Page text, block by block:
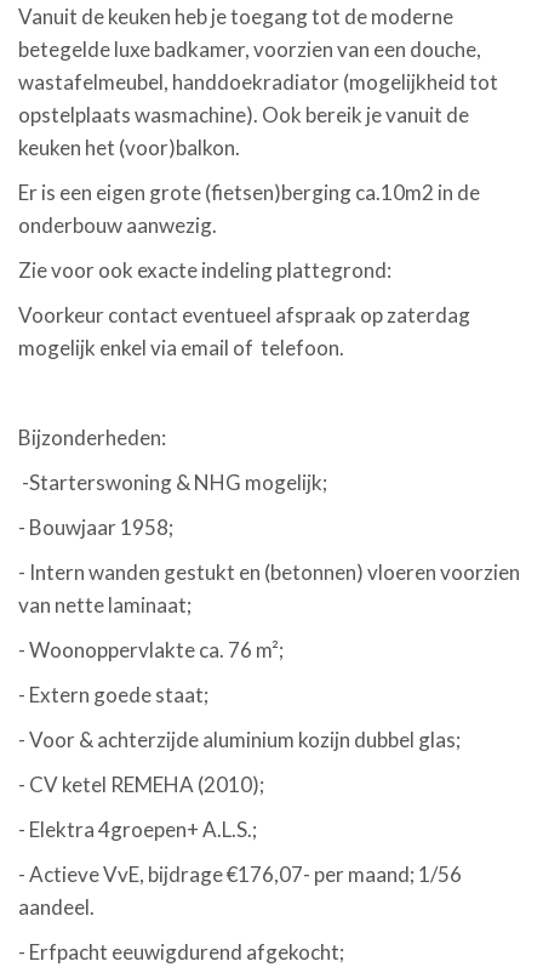
Vanuit de keuken heb je toegang tot de moderne
betegelde luxe badkamer, voorzien van een douche,
wastafelmeubel, handdoekradiator (mogelijkheid tot
opstelplaats wasmachine). Ook bereik je vanuit de
keuken het (voor)balkon.
Er is een eigen grote (fietsen)berging ca.10m2 in de
onderbouw aanwezig.
Zie voor ook exacte indeling plattegrond:
Voorkeur contact eventueel afspraak op zaterdag
mogelijk enkel via email of telefoon.
Bijzonderheden:
-Starterswoning & NHG mogelijk;
- Bouwjaar 1958;
- Intern wanden gestukt en (betonnen) vloeren voorzien
van nette laminaat;
- Woonoppervlakte ca. 76 m²;
- Extern goede staat;
- Voor & achterzijde aluminium kozijn dubbel glas;
- CV ketel REMEHA (2010);
- Elektra 4groepen+ A.L.S.;
- Actieve VvE, bijdrage €176,07- per maand; 1/56
aandeel.
- Erfpacht eeuwigdurend afgekocht;